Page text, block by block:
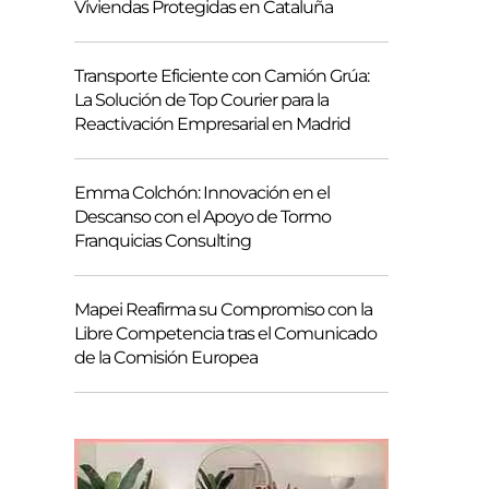
Viviendas Protegidas en Cataluña
Transporte Eficiente con Camión Grúa:
La Solución de Top Courier para la
Reactivación Empresarial en Madrid
Emma Colchón: Innovación en el
Descanso con el Apoyo de Tormo
Franquicias Consulting
Mapei Reafirma su Compromiso con la
Libre Competencia tras el Comunicado
de la Comisión Europea